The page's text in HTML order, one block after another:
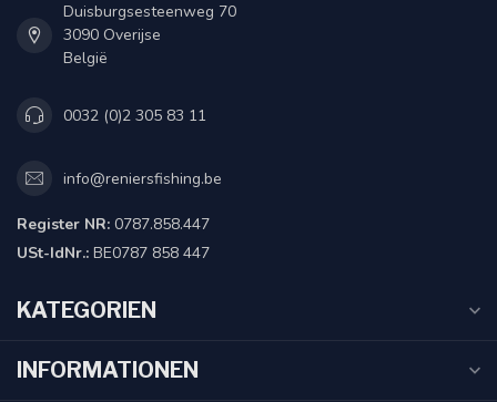
Duisburgsesteenweg 70
3090 Overijse
België
0032 (0)2 305 83 11
info@reniersfishing.be
Register NR: 0787.858.447
USt-IdNr.: BE0787 858 447
KATEGORIEN
INFORMATIONEN